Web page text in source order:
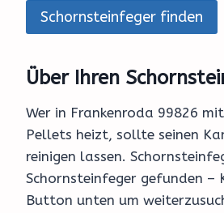
Schornsteinfeger finden
Über Ihren
Wer in Frankenroda 99826
Pellets heizt, sollte seinen
reinigen lassen.
Schornsteinfeger gefunden –
Button unten um